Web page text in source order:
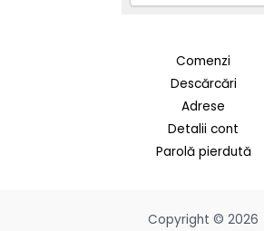
Comenzi
Descărcări
Adrese
Detalii cont
Parolă pierdută
Copyright © 2026